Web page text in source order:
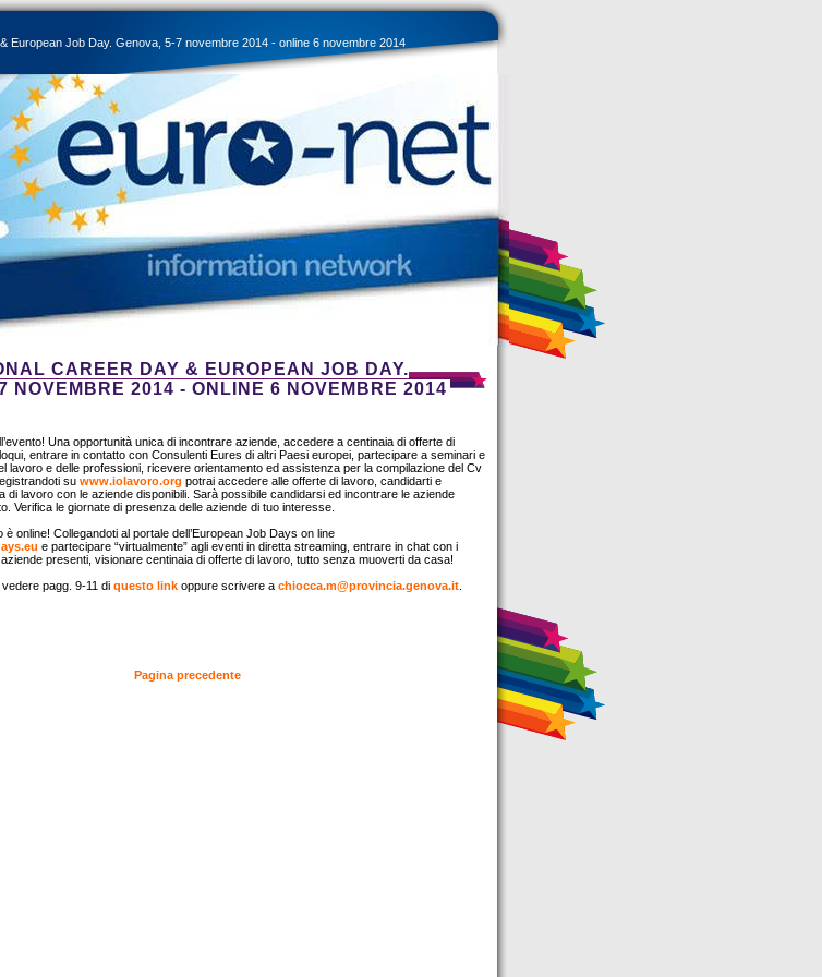
European Job Day. Genova, 5-7 novembre 2014 - online 6 novembre 2014
CAREER DAY & EUROPEAN JOB DAY.
NOVEMBRE 2014 - ONLINE 6 NOVEMBRE 2014
Una opportunità unica di incontrare aziende, accedere a centinaia di offerte di
entrare in contatto con Consulenti Eures di altri Paesi europei, partecipare a seminari e
lavoro e delle professioni, ricevere orientamento ed assistenza per la compilazione del Cv
su www.iolavoro.org potrai accedere alle offerte di lavoro, candidarti e
di lavoro con le aziende disponibili. Sarà possibile candidarsi ed incontrare le aziende
Verifica le giornate di presenza delle aziende di tuo interesse.
è online! Collegandoti al portale dell’European Job Days on line
e partecipare “virtualmente” agli eventi in diretta streaming, entrare in chat con i
presenti, visionare centinaia di offerte di lavoro, tutto senza muoverti da casa!
pagg. 9-11 di questo link oppure scrivere a chiocca.m@provincia.genova.it
Pagina precedente